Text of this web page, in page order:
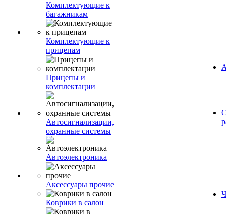
Комплектующие к
багажникам
Комплектующие к
прицепам
Прицепы и
комплектации
Автосигнализации,
охранные системы
Автоэлектроника
Аксессуары прочие
Коврики в салон